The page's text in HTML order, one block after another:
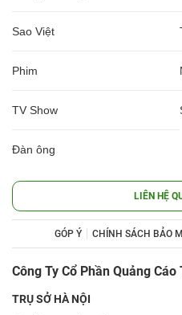
Sao Việt
Phim
TV Show
Đàn ông
LIÊN HỆ
GÓP Ý CHÍNH SÁCH BẢO
Công Ty Cổ Phần Quảng
TRỤ SỞ HÀ NỘI